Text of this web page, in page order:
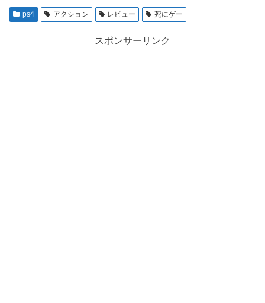
ps4 アクション レビュー 死にゲー
スポンサーリンク